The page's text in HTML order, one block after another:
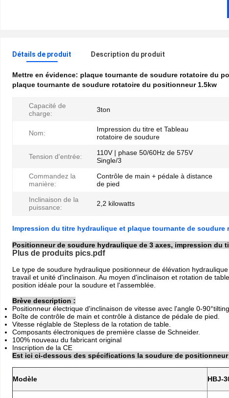
Détails de produit Description du produit
Mettre en évidence: plaque tournante de soudure rotatoire du
plaque tournante de soudure rotatoire du positionneur 1.5kw
Capacité de
charge:
3ton
Nom:
Impression du titre et Tableau
rotatoire de soudure
Tension d'entrée:
110V | phase 50/60Hz de 575V
Single/3
Commandez la
manière:
Contrôle de main + pédale à distance
de pied
Inclinaison de la
puissance:
2,2 kilowatts
Impression du titre hydraulique et plaque tournante de
Positionneur de soudure hydraulique de 3 axes, impression du
Plus de produits pics.pdf
Le type de soudure hydraulique positionneur de élévation
travail et unité d'inclinaison. Au moyen d'inclinaison et rotation de
position idéale pour la soudure et l'assemblée.
Brève description :
Positionneur électrique d'inclinaison de vitesse avec l'angle 0-90°tilting
Boîte de contrôle de main et contrôle à distance de pédale de pied.
Vitesse réglable de Stepless de la rotation de table.
Composants électroniques de première classe de Schneider.
100% nouveau du fabricant original
Inscription de la CE
Est ici ci-dessous des spécifications la soudure de
Modèle HBJ-